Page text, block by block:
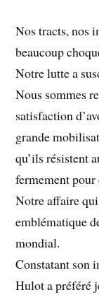
Nos tracts, nos
beaucoup
Notre lutte a
Nous sommes
satisfaction
grande
qu’ils résistent
fermement
Notre affaire
emblématique
mondial.
Constatant son
Hulot a préféré